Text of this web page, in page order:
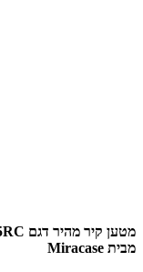
מבית Miracase